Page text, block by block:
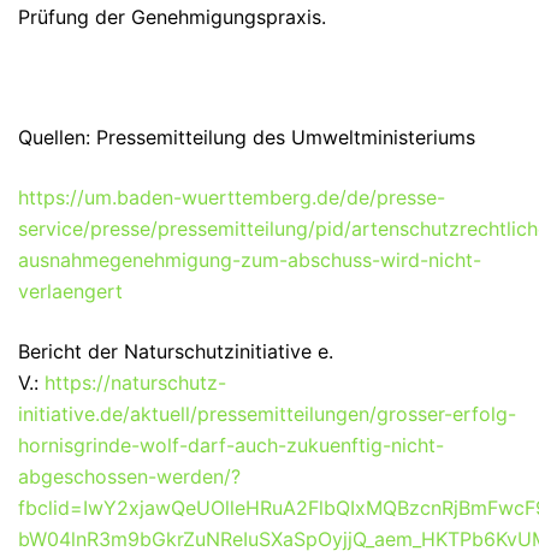
Prüfung der Genehmigungspraxis.
Quellen: Pressemitteilung des Umweltministeriums
https://um.baden-wuerttemberg.de/de/presse-
service/presse/pressemitteilung/pid/
ausnahmegenehmigung-zum-abschuss-wird-nicht-
verlaengert
Bericht der Naturschutzinitiative e.
V.: https://naturschutz-
initiative.de/aktuell/pressemitteilungen/grosser-erfolg-
hornisgrinde-wolf-darf-auch-zukuenftig-nicht-
abgeschossen-werden/?